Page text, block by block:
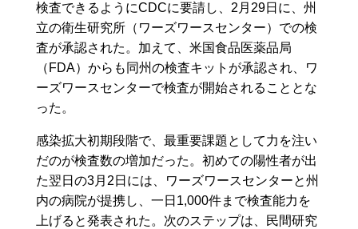
検査できるようにCDCに要請し、2月29日に、州
立の衛生研究所（ワーズワースセンター）での検
査が承認された。加えて、米国食品医薬品局
（FDA）からも同州の検査キットが承認され、ワ
ーズワースセンターで検査が開始されることとな
った。
感染拡大初期段階で、最重要課題として力を注い
だのが検査数の増加だった。初めての陽性者が出
た翌日の3月2日には、ワーズワースセンターと州
内の病院が提携し、一日1,000件まで検査能力を
上げると発表された。次のステップは、民間研究